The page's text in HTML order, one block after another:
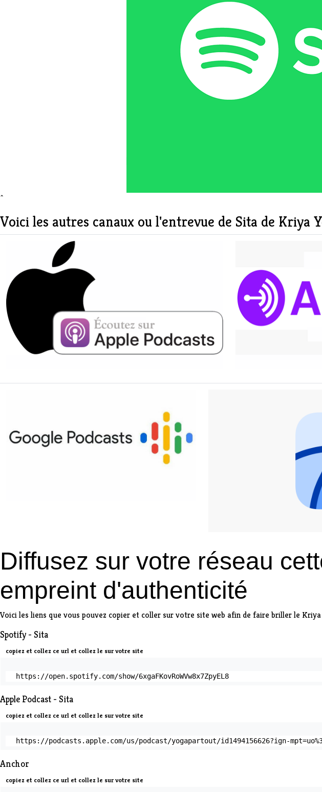
^
Voici les autres canaux ou l'entrevue de Sita de Kriya
Diffusez sur votre réseau
empreint d'authenticité
Voici les liens que vous pouvez copier et coller sur votre site web afin de faire briller le
Spotify - Sita
copiez et collez ce url et collez le sur votre site
https://open.spotify.com/show/6xgaFKovRoWVw8x7ZpyEL8
Apple Podcast - Sita
copiez et collez ce url et collez le sur votre site
https://podcasts.apple.com/us/podcast/yogapartout/id1494156626?ign-
Anchor
copiez et collez ce url et collez le sur votre site